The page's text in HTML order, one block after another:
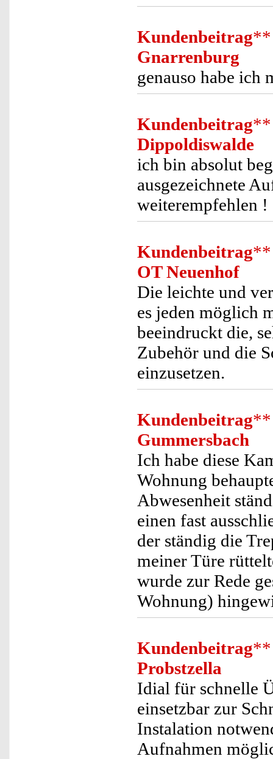
Kundenbeitrag**
Gnarrenburg
genauso habe ich
Kundenbeitrag**
Dippoldiswalde
ich bin absolut
ausgezeichnete
weiterempfehlen !
Kundenbeitrag**
OT Neuenhof
Die leichte und
es jeden möglich
beeindruckt die,
Zubehör und die
einzusetzen.
Kundenbeitrag**
Gummersbach
Ich habe diese
Wohnung
Abwesenheit
einen fast
der ständig die
meiner Türe
wurde zur Rede
Wohnung)
Kundenbeitrag**
Probstzella
Idial für schnelle
einsetzbar zur
Instalation
Aufnahmen